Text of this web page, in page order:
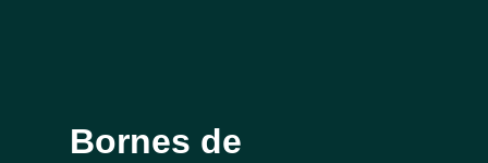
Bornes de